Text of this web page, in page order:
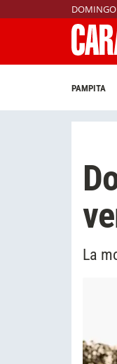
DOMINGO
PAMPITA
La